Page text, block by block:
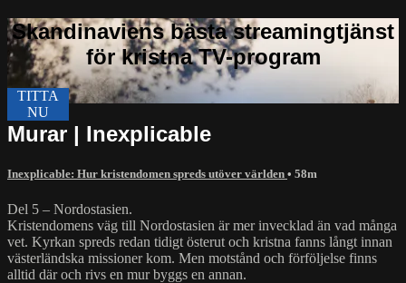
Murar | Inexplicable
Inexplicable: Hur kristendomen spreds utöver världen • 58m
Del 5 – Nordostasien.
Kristendomens väg till Nordostasien är mer invecklad än vad många
vet. Kyrkan spreds redan tidigt österut och kristna fanns långt innan
västerländska missioner kom. Men motstånd och förföljelse finns
alltid där och rivs en mur byggs en annan.